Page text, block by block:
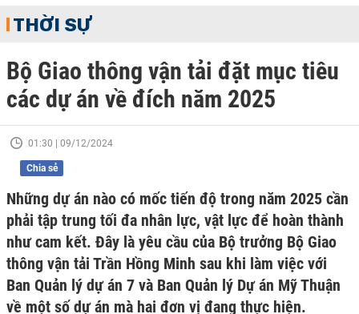
THỜI SỰ
Bộ Giao thông vận tải đặt mục tiêu
các dự án về đích năm 2025
01:30 | 09/12/2024
Chia sẻ
Những dự án nào có mốc tiến độ trong năm 2025 cần
phải tập trung tối đa nhân lực, vật lực để hoàn thành
như cam kết. Đây là yêu cầu của Bộ trưởng Bộ Giao
thông vận tải Trần Hồng Minh sau khi làm việc với
Ban Quản lý dự án 7 và Ban Quản lý Dự án Mỹ Thuận
về một số dự án mà hai đơn vị đang thực hiện.